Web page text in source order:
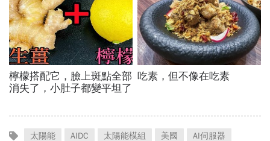
太陽能 AIDC 太陽能模組 美國
AI伺服器